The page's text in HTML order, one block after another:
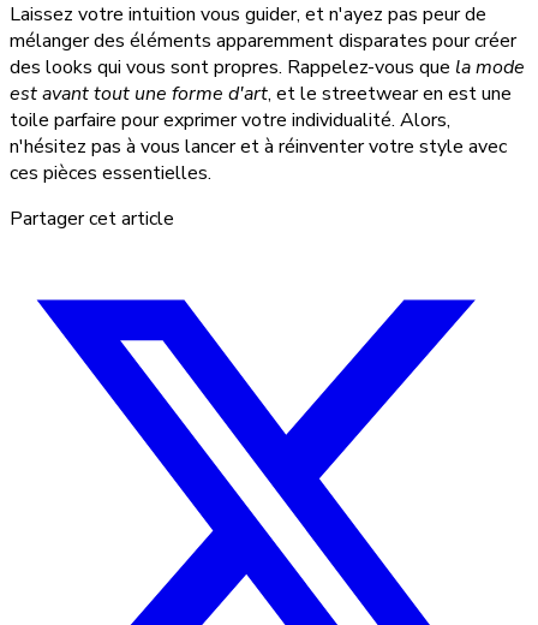
Laissez votre intuition vous guider, et n'ayez pas peur de
mélanger des éléments apparemment disparates pour créer
des looks qui vous sont propres. Rappelez-vous que la mode
est avant tout une forme d'art, et le streetwear en est une
toile parfaire pour exprimer votre individualité. Alors,
n'hésitez pas à vous lancer et à réinventer votre style avec
ces pièces essentielles.
Partager cet article